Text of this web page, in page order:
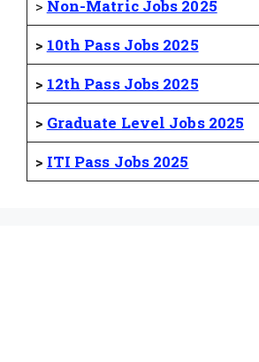
> Non-Matric Jobs 2025
> 10th Pass Jobs 2025
> 12th Pass Jobs 2025
> Graduate Level Jobs 2025
> ITI Pass Jobs 2025